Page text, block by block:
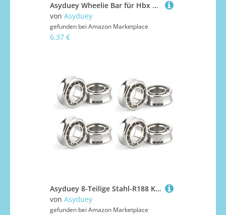
Asyduey Wheelie Bar für Hbx 16889 16889A 16890 16890A 1601 1602 Sg1601 Sg1602 Rc Autoteile ZubehöR
von Asyduey
gefunden bei Amazon Marketplace
6,37 €
Asyduey 8-Teilige Stahl-R188 KK-Lager, Schnelle Reaktionsschnelle Lager Aus Hochkarbonischem Chromstahl R188 U-Rille Ersatzteile für Yoyo-Modelle.
von Asyduey
gefunden bei Amazon Marketplace